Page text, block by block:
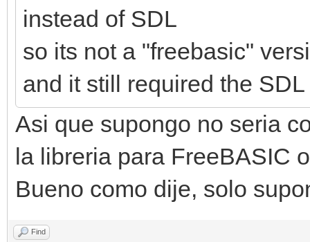
instead of SDL
so its not a "freebasic"
and it still required the
Asi que supongo no seria
la libreria para FreeBASIC
Bueno como dije, solo
Find